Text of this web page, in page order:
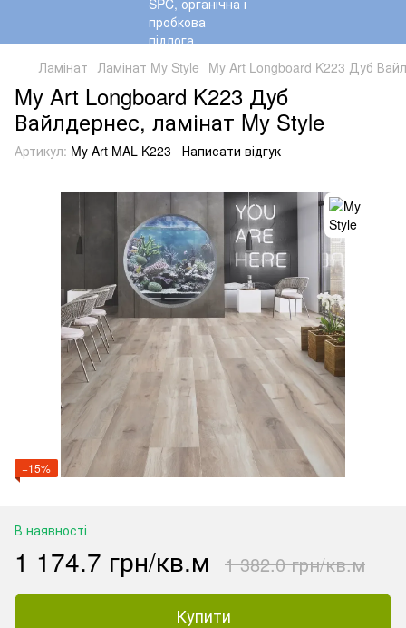
Ламінат Ламінат My Style My Art Longboard K223 Дуб
My Art Longboard K223 Дуб
Вайлдернес, ламінат My Style
Артикул: My Art MAL K223 Написати відгук
−15%
В наявності
1 174.7 грн/кв.м 1 382.0 грн/кв.м
Купити